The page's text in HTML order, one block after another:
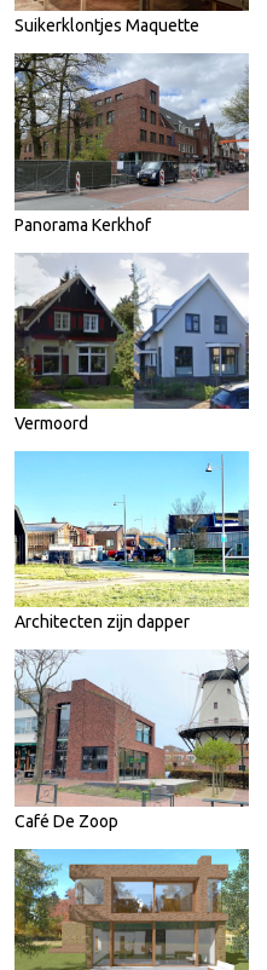
Suikerklontjes Maquette
Panorama Kerkhof
Vermoord
Architecten zijn dapper
Café De Zoop